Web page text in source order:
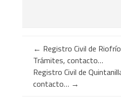
← Registro Civil de
Trámites, contacto…
Registro Civil de
contacto… →